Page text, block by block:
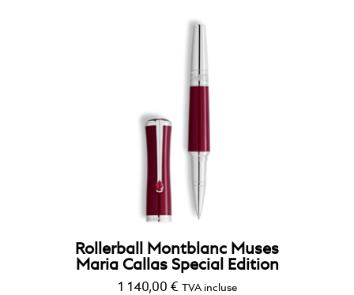
Rollerball Montblanc Muses
Maria Callas Special Edition
1 140,00 € TVA incluse